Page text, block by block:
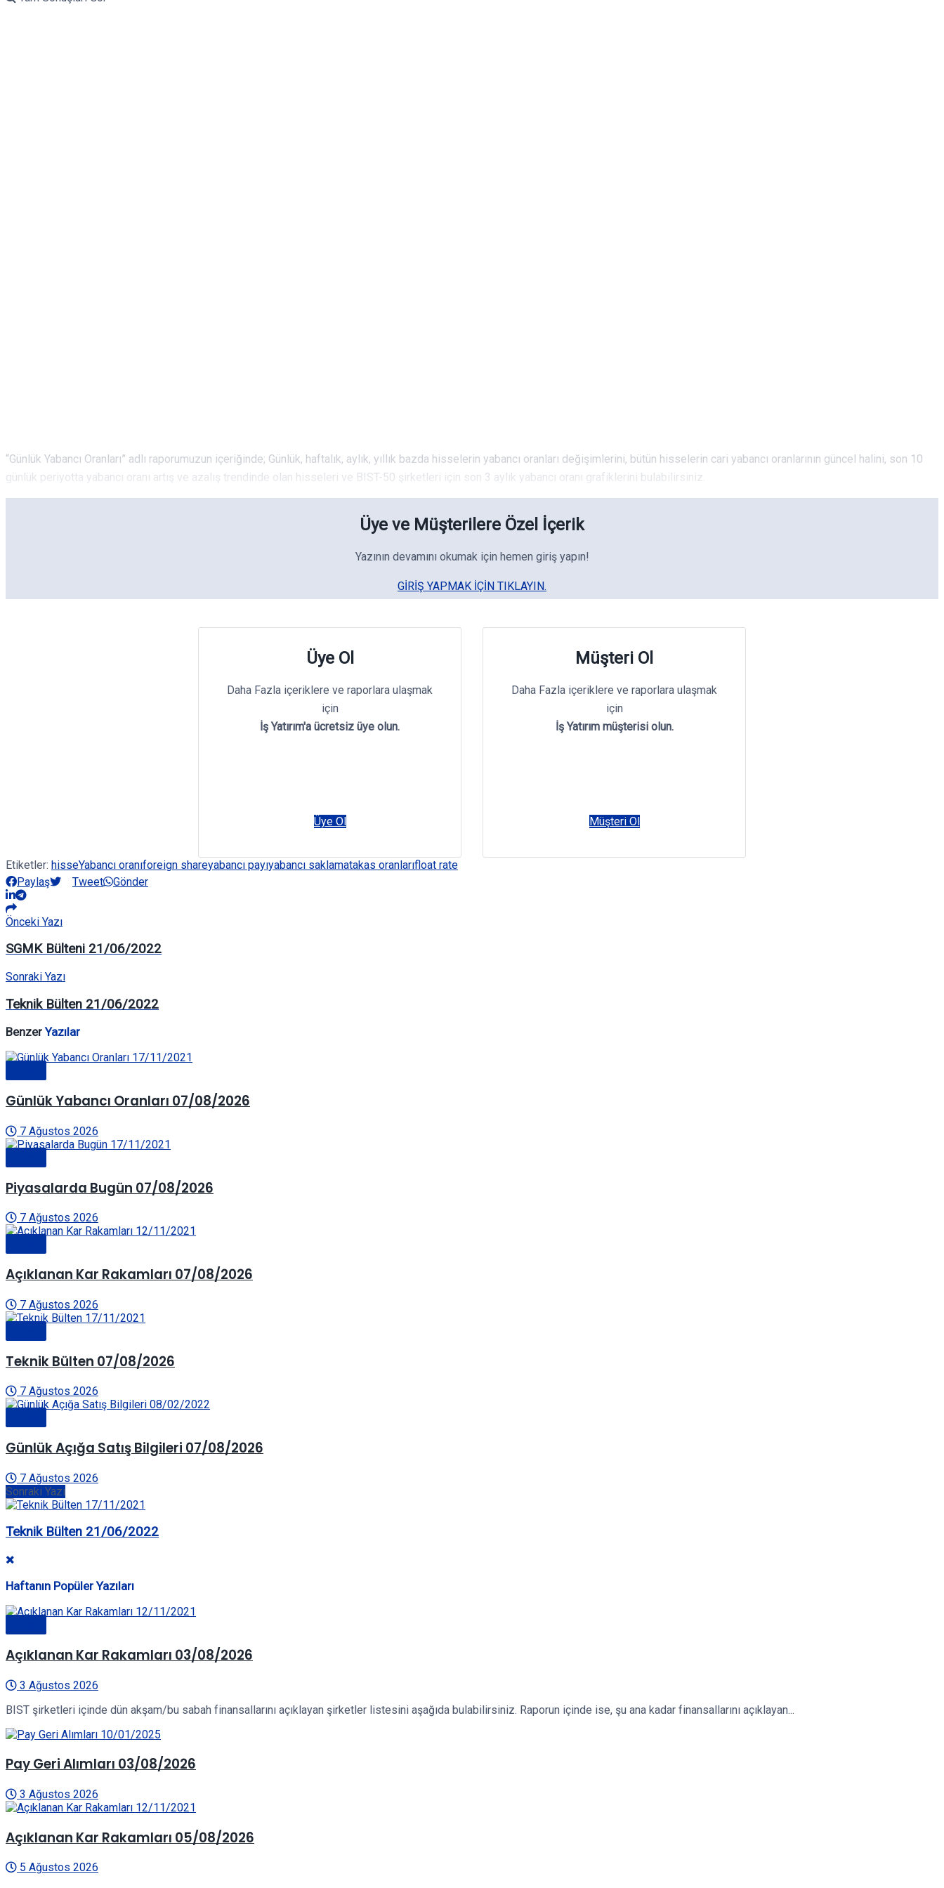
“Günlük Yabancı Oranları” adlı raporumuzun içeriğinde; Günlük, haftalık, aylık, yıllık bazda hisselerin yabancı oranları değişimlerini, bütün hisselerin cari yabancı oranlarının güncel halini, son 10
günlük periyotta yabancı oranı artış ve azalış trendinde olan hisseleri ve BIST-50 şirketleri için son 3 aylık yabancı oranı grafiklerini bulabilirsiniz.
Üye ve Müşterilere Özel İçerik
Yazının devamını okumak için hemen giriş yapın!
GIRIŞ YAPMAK IÇIN TIKLAYIN.
Üye Ol
Daha Fazla içeriklere ve raporlara ulaşmak
için
İş Yatırım'a ücretsiz üye olun.
Üye Ol
Müşteri Ol
Daha Fazla içeriklere ve raporlara ulaşmak
için
İş Yatırım müşterisi olun.
Müşteri Ol
Etiketler: hisseYabancı oranıforeign shareyabancı payıyabancı saklamatakas oranlarıfloat rate
Paylaş
Tweet Gönder
Önceki Yazı
SGMK Bülteni 21/06/2022
Sonraki Yazı
Teknik Bülten 21/06/2022
BenzerYazılar
Günlük Yabancı Oranları 07/08/2026
7 Ağustos 2026
Piyasalarda Bugün 07/08/2026
7 Ağustos 2026
Açıklanan Kar Rakamları 07/08/2026
7 Ağustos 2026
Teknik Bülten 07/08/2026
7 Ağustos 2026
Günlük Açığa Satış Bilgileri 07/08/2026
7 Ağustos 2026
Sonraki Yazı
Teknik Bülten 21/06/2022
Haftanın Popüler Yazıları
Açıklanan Kar Rakamları 03/08/2026
3 Ağustos 2026
BIST şirketleri içinde dün akşam/bu sabah finansallarını açıklayan şirketler listesini aşağıda bulabilirsiniz. Raporun içinde ise, şu ana kadar finansallarını açıklayan...
Pay Geri Alımları 03/08/2026
3 Ağustos 2026
Açıklanan Kar Rakamları 05/08/2026
5 Ağustos 2026